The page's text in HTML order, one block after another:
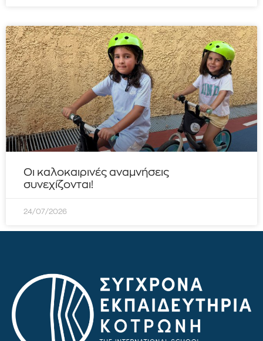
Οι καλοκαιρινές αναμνήσεις
συνεχίζονται!
24/07/2026